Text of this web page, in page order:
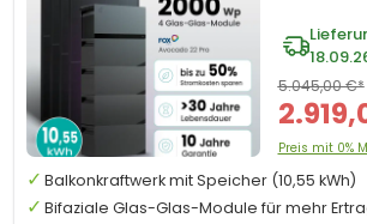
5.045,00 €*
Preis mit 0%
Balkonkraftwerk mit Speicher (10,55 kWh)
Bifaziale Glas-Glas-Module für mehr